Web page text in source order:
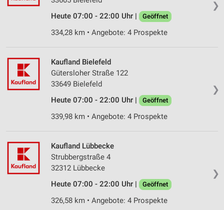
❯
Heute 07:00 - 22:00 Uhr |
Geöffnet
334,28 km • Angebote: 4 Prospekte
❯
Kaufland Bielefeld
Gütersloher Straße 122
33649 Bielefeld
Heute 07:00 - 22:00 Uhr |
Geöffnet
339,98 km • Angebote: 4 Prospekte
❯
Kaufland Lübbecke
Strubbergstraße 4
32312 Lübbecke
Heute 07:00 - 22:00 Uhr |
Geöffnet
326,58 km • Angebote: 4 Prospekte